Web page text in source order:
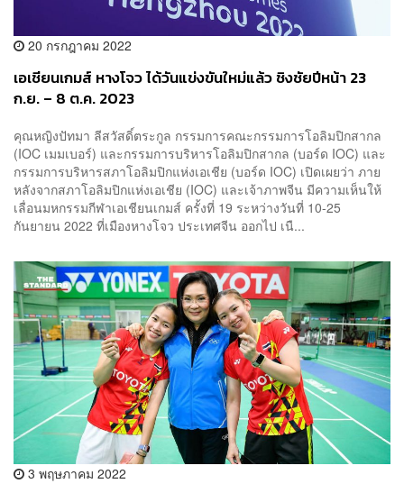
20 กรกฎาคม 2022
เอเชียนเกมส์ หางโจว ได้วันแข่งขันใหม่แล้ว ชิงชัยปีหน้า 23
ก.ย. – 8 ต.ค. 2023
คุณหญิงปัทมา ลีสวัสดิ์ตระกูล กรรมการคณะกรรมการโอลิมปิกสากล
(IOC เมมเบอร์) และกรรมการบริหารโอลิมปิกสากล (บอร์ด IOC) และ
กรรมการบริหารสภาโอลิมปิกแห่งเอเชีย (บอร์ด IOC) เปิดเผยว่า ภาย
หลังจากสภาโอลิมปิกแห่งเอเชีย (IOC) และเจ้าภาพจีน มีความเห็นให้
เลื่อนมหกรรมกีฬาเอเชียนเกมส์ ครั้งที่ 19 ระหว่างวันที่ 10-25
กันยายน 2022 ที่เมืองหางโจว ประเทศจีน ออกไป เนื...
3 พฤษภาคม 2022